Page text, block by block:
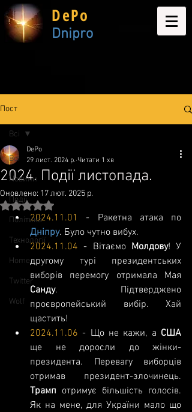
DePo
Dnipro
Пост
Всі
Новини
Події
Політика
Технології
Home
Twitter
Wolf
Всі
2024. Події листопада.
DePo
29 лист. 2024 р. Читати 1 хв
Оновлено: 17 лют. 2025 р.
Оцінка: NaN з 5 зірок.
2024.11.01
Дніпру. Було чутно вибух.
2024.11.04 - Вітаємо Молдову! У
другому турі президентських
Санду. Підтверджено
проєвропейський вибір. Хай
щастить!
2024.11.06 - Що не кажи, а
ще не доросли до жінки-
президента. Перевагу виборців
Трамп отримує більшість голосів.
Як на мене, для України мало що